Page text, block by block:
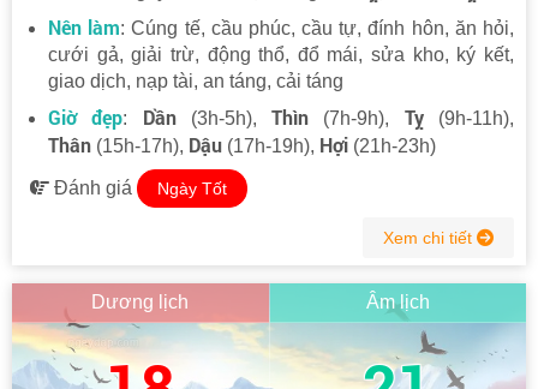
Nên làm: Cúng tế, cầu phúc, cầu tự, đính hôn, ăn hỏi,
cưới gả, giải trừ, động thổ, đổ mái, sửa kho, ký kết,
giao dịch, nạp tài, an táng, cải táng
Giờ đẹp: Dần(3h-5h),Thìn (7h-9h), Tỵ(9h-11h),
Thân (15h-17h), Dậu (17h-19h), Hợi (21h-23h)
Đánh giá Ngày Tốt
Xem chi tiết
Dương lịch Âm lịch